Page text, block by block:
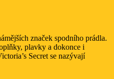
značek spodního prádla.
plavky a dokonce i
Secret se nazývají